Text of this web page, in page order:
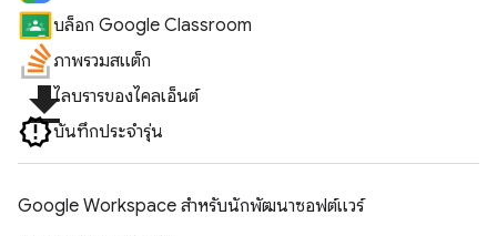
บล็อก Google Classroom
ภาพรวมสแต็ก
file_downloadไลบรารีของไคลเอ็นต์
บันทึกประจำรุ่น
Google Workspace สําหรับนักพัฒนาซอฟต์แวร์